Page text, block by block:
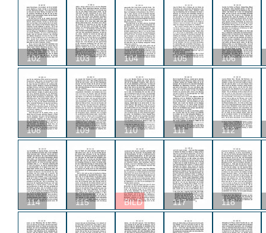
102 103 104 105 106
108 109 110 111 112
114 115 BILD 117 118